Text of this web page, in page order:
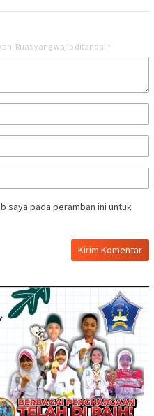
Ruas yang wajib ditandai *
saya pada peramban ini untuk